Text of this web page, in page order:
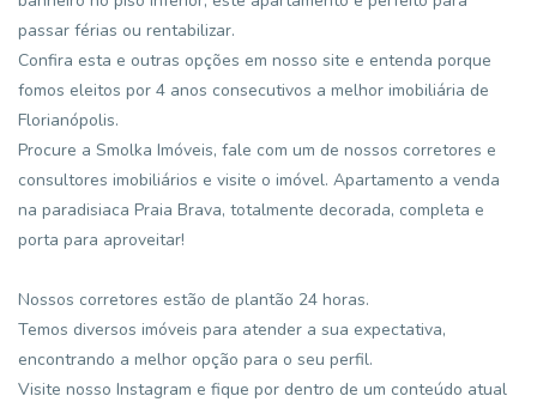
passar férias ou rentabilizar.
Confira esta e outras opções em nosso site e entenda porque
fomos eleitos por 4 anos consecutivos a melhor imobiliária de
Florianópolis.
Procure a Smolka Imóveis, fale com um de nossos corretores e
consultores imobiliários e visite o imóvel. Apartamento a venda
na paradisiaca Praia Brava, totalmente decorada, completa e
porta para aproveitar!
Nossos corretores estão de plantão 24 horas.
Temos diversos imóveis para atender a sua expectativa,
encontrando a melhor opção para o seu perfil.
Visite nosso Instagram e fique por dentro de um conteúdo atual